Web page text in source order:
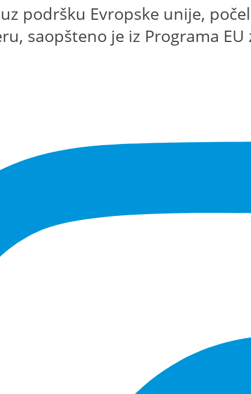
podršku Evropske unije,
saopšteno je iz Programa